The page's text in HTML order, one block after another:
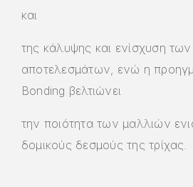
και
της κάλυψης και ενίσχυση
αποτελεσμάτων, ενώ η
Bonding βελτιώνει
την ποιότητα των μαλλιών
δομικούς δεσμούς της τρίχας.